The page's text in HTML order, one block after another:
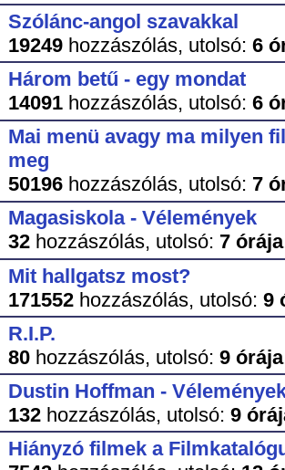
Szólánc-angol szavakkal
19249hozzászólás, utolsó: 6
Három betű - egy mondat
14091hozzászólás, utolsó: 6
Mai menü avagy ma milyen
meg
50196hozzászólás, utolsó: 7
Magasiskola - Vélemények
32hozzászólás, utolsó: 7 órája
Mit hallgatsz most?
171552hozzászólás, utolsó: 9
R.I.P.
80hozzászólás, utolsó: 9 órája
Dustin Hoffman -
132hozzászólás, utolsó: 9
Hiányzó filmek a